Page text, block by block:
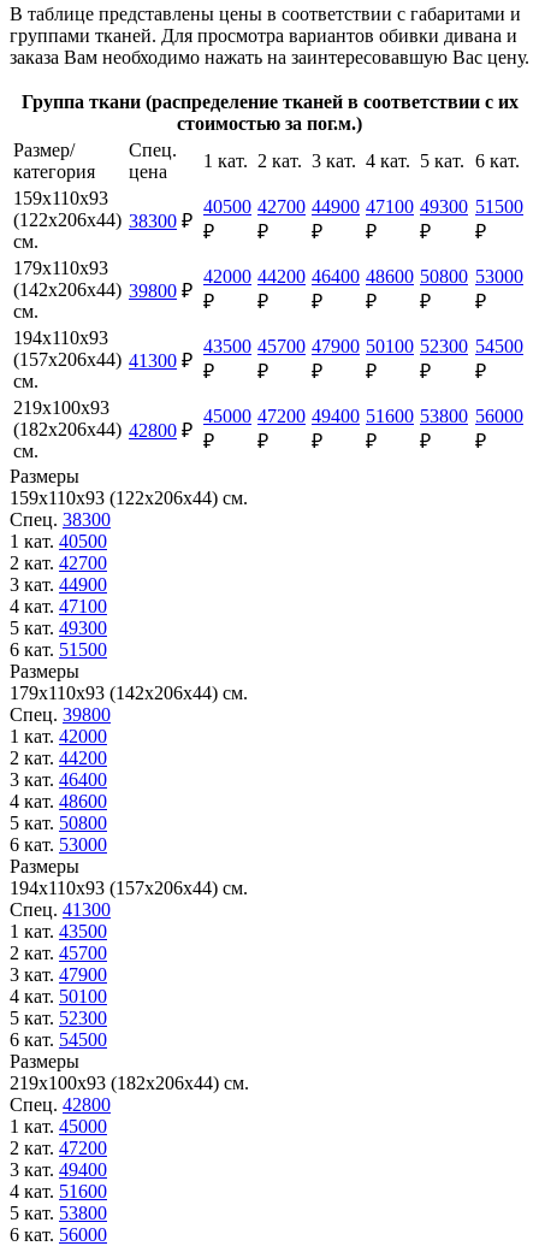
В таблице представлены цены в соответствии с габаритами и
группами тканей. Для просмотра вариантов обивки дивана и
заказа Вам необходимо нажать на заинтересовавшую Вас цену.
Группа ткани (распределение тканей в соответствии с их
стоимостью за пог.м.)
Размер/
категория
Спец.
цена
1 кат. 2 кат. 3 кат. 4 кат. 5 кат. 6 кат.
159х110х93
(122х206х44)
см.
38300 ₽
40500
₽
42700
₽
44900
₽
47100
₽
49300
₽
51500
₽
179х110х93
(142х206х44)
см.
39800 ₽
42000
₽
44200
₽
46400
₽
48600
₽
50800
₽
53000
₽
194х110х93
(157х206х44)
см.
41300 ₽
43500
₽
45700
₽
47900
₽
50100
₽
52300
₽
54500
₽
219х100х93
(182х206х44)
см.
42800 ₽
45000
₽
47200
₽
49400
₽
51600
₽
53800
₽
56000
₽
Размеры
159х110х93 (122х206х44) см.
Спец. 38300
1 кат. 40500
2 кат. 42700
3 кат. 44900
4 кат. 47100
5 кат. 49300
6 кат. 51500
Размеры
179х110х93 (142х206х44) см.
Спец. 39800
1 кат. 42000
2 кат. 44200
3 кат. 46400
4 кат. 48600
5 кат. 50800
6 кат. 53000
Размеры
194х110х93 (157х206х44) см.
Спец. 41300
1 кат. 43500
2 кат. 45700
3 кат. 47900
4 кат. 50100
5 кат. 52300
6 кат. 54500
Размеры
219х100х93 (182х206х44) см.
Спец. 42800
1 кат. 45000
2 кат. 47200
3 кат. 49400
4 кат. 51600
5 кат. 53800
6 кат. 56000